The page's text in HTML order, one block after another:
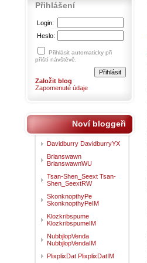
Přihlášení
Login:
Heslo:
Přihlásit automaticky při
příští návštěvě.
Založit blog
Zapomenuté údaje
Noví bloggeři
Davidburry DavidburryYX
Brianswawn
BrianswawnWU
Tsan-Shen_Seext Tsan-
Shen_SeextRW
SkonknopthyPe
SkonknopthyPeIM
Klozkribspume
KlozkribspumeIM
NubbjlopVenda
NubbjlopVendaIM
PlixplixDat PlixplixDatIM